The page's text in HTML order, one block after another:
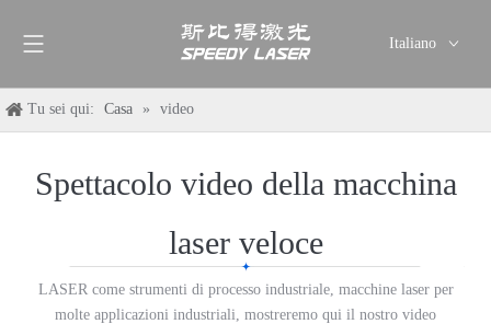
Italiano
Français
Deutsch
ไทย
Tu sei qui: Casa » video
Spettacolo video della macchina
laser veloce
LASER come strumenti di processo industriale, macchine laser per
molte applicazioni industriali, mostreremo qui il nostro video